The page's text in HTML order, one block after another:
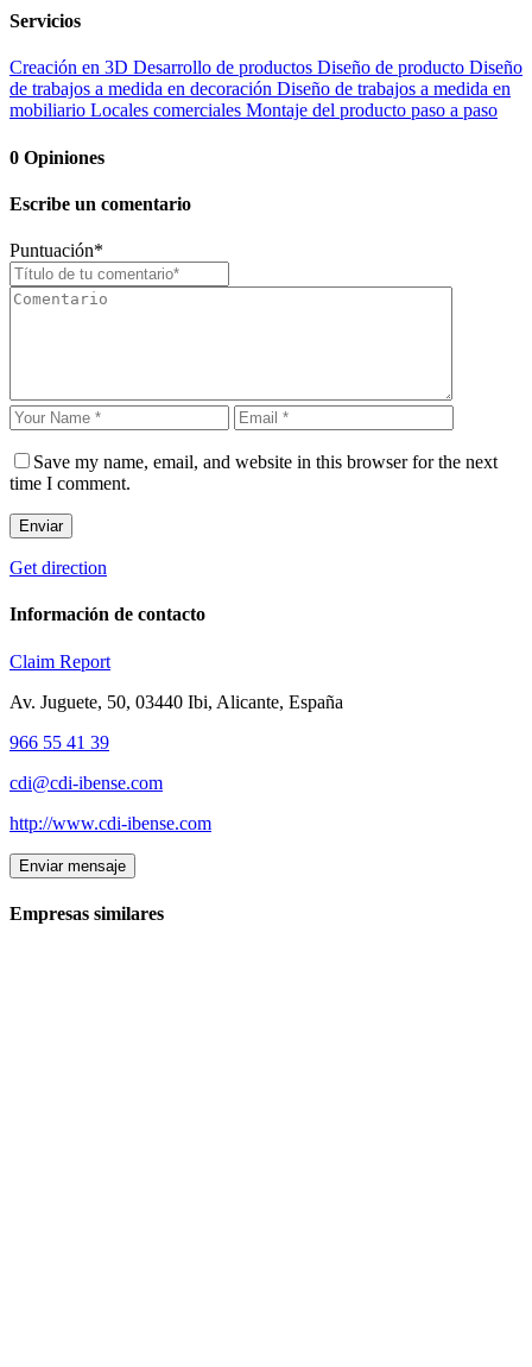
Servicios
Creación en 3D Desarrollo de productos Diseño de producto Diseño
de trabajos a medida en decoración Diseño de trabajos a medida en
mobiliario Locales comerciales Montaje del producto paso a paso
0 Opiniones
Escribe un comentario
Puntuación*
Save my name, email, and website in this browser for the next
time I comment.
Enviar
Get direction
Información de contacto
Claim Report
Av. Juguete, 50, 03440 Ibi, Alicante, España
966 55 41 39
cdi@cdi-ibense.com
http://www.cdi-ibense.com
Enviar mensaje
Empresas similares